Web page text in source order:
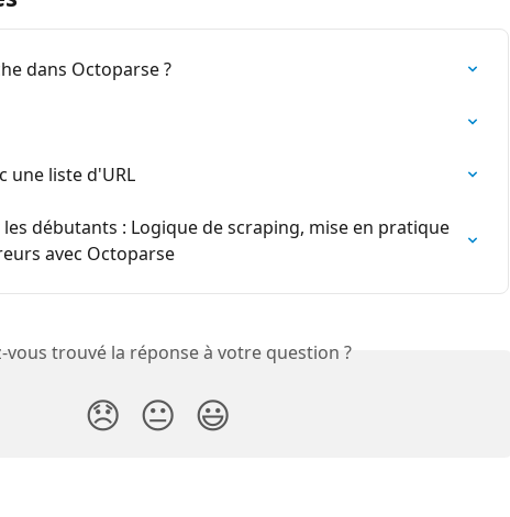
dans Octoparse ?
une liste d'URL
débutants : Logique de scraping, mise en pratique
avec Octoparse
vous trouvé la réponse à votre question ?
😞 😐 😃